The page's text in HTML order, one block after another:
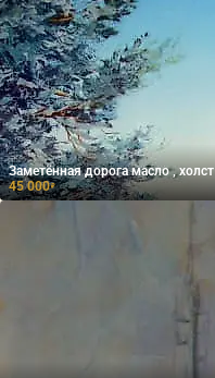
Заметённая дорога масло , холст
45 000₽